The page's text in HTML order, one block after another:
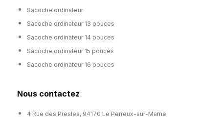
Sacoche ordinateur
Sacoche ordinateur 13 pouces
Sacoche ordinateur 14 pouces
Sacoche ordinateur 15 pouces
Sacoche ordinateur 16 pouces
Nous contactez
4 Rue des Presles, 94170 Le Perreux-sur-Marne